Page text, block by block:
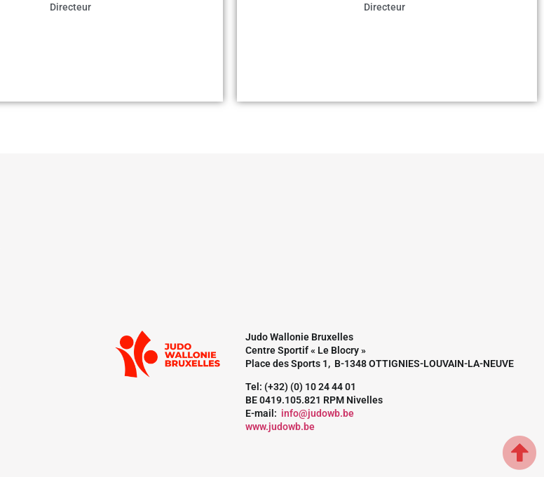
Directeur Directeur
Judo Wallonie Bruxelles
Centre Sportif « Le Blocry »
Place des Sports 1, B-1348 OTTIGNIES-LOUVAIN-LA-NEUVE
Tel: (+32) (0) 10 24 44 01
BE 0419.105.821 RPM Nivelles
E-mail: info@judowb.be
www.judowb.be